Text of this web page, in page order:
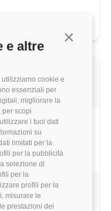
Continua
e altre
cookie e
essenziali per
migliorare la
per scopi
i tuoi dati
su
limitati per la
per la pubblicità
selezione di
per la
profili per la
misurare le
prestazioni dei
SpA di
di valutazione